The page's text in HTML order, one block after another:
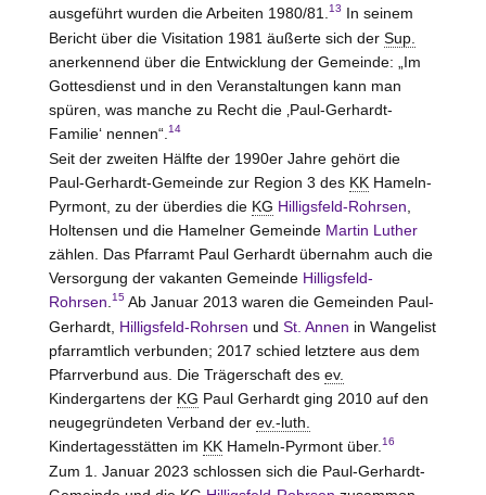
ausgeführt wurden die Arbeiten 1980/81.
13 In seinem
Bericht über die Visitation 1981 äußerte sich der Sup.
anerkennend über die Entwicklung der Gemeinde: „Im
Gottesdienst und in den Veranstaltungen kann man
spüren, was manche zu Recht die ‚Paul-Gerhardt-
Familie‘ nennen“. 14
Seit der zweiten Hälfte der 1990er Jahre gehört die
Paul-Gerhardt-Gemeinde zur Region 3 des KK Hameln-
Pyrmont, zu der überdies die KG Hilligsfeld-Rohrsen
Holtensen und die Hamelner Gemeinde Martin Luther
zählen. Das Pfarramt Paul Gerhardt übernahm auch die
Versorgung der vakanten Gemeinde Hilligsfeld-
Rohrsen 15Ab Januar 2013 waren die Gemeinden Paul-
Gerhardt, Hilligsfeld-Rohrsen und St. Annen in Wangelist
pfarramtlich verbunden; 2017 schied letztere aus dem
Pfarrverbund aus. Die Trägerschaft des ev.
Kindergartens der KG Paul Gerhardt ging 2010 auf den
neugegründeten Verband der ev.-luth.
Kindertagesstätten im KK Hameln-Pyrmontüber. 16
Zum 1. Januar 2023 schlossen sich die Paul-Gerhardt-